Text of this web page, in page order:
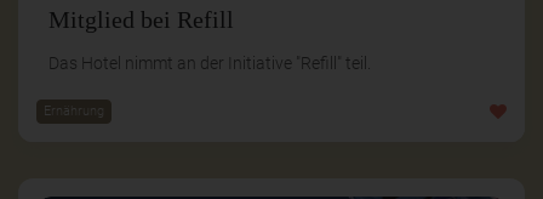
Mitglied bei Refill
Das Hotel nimmt an der Initiative "Refill" teil.
Ernährung